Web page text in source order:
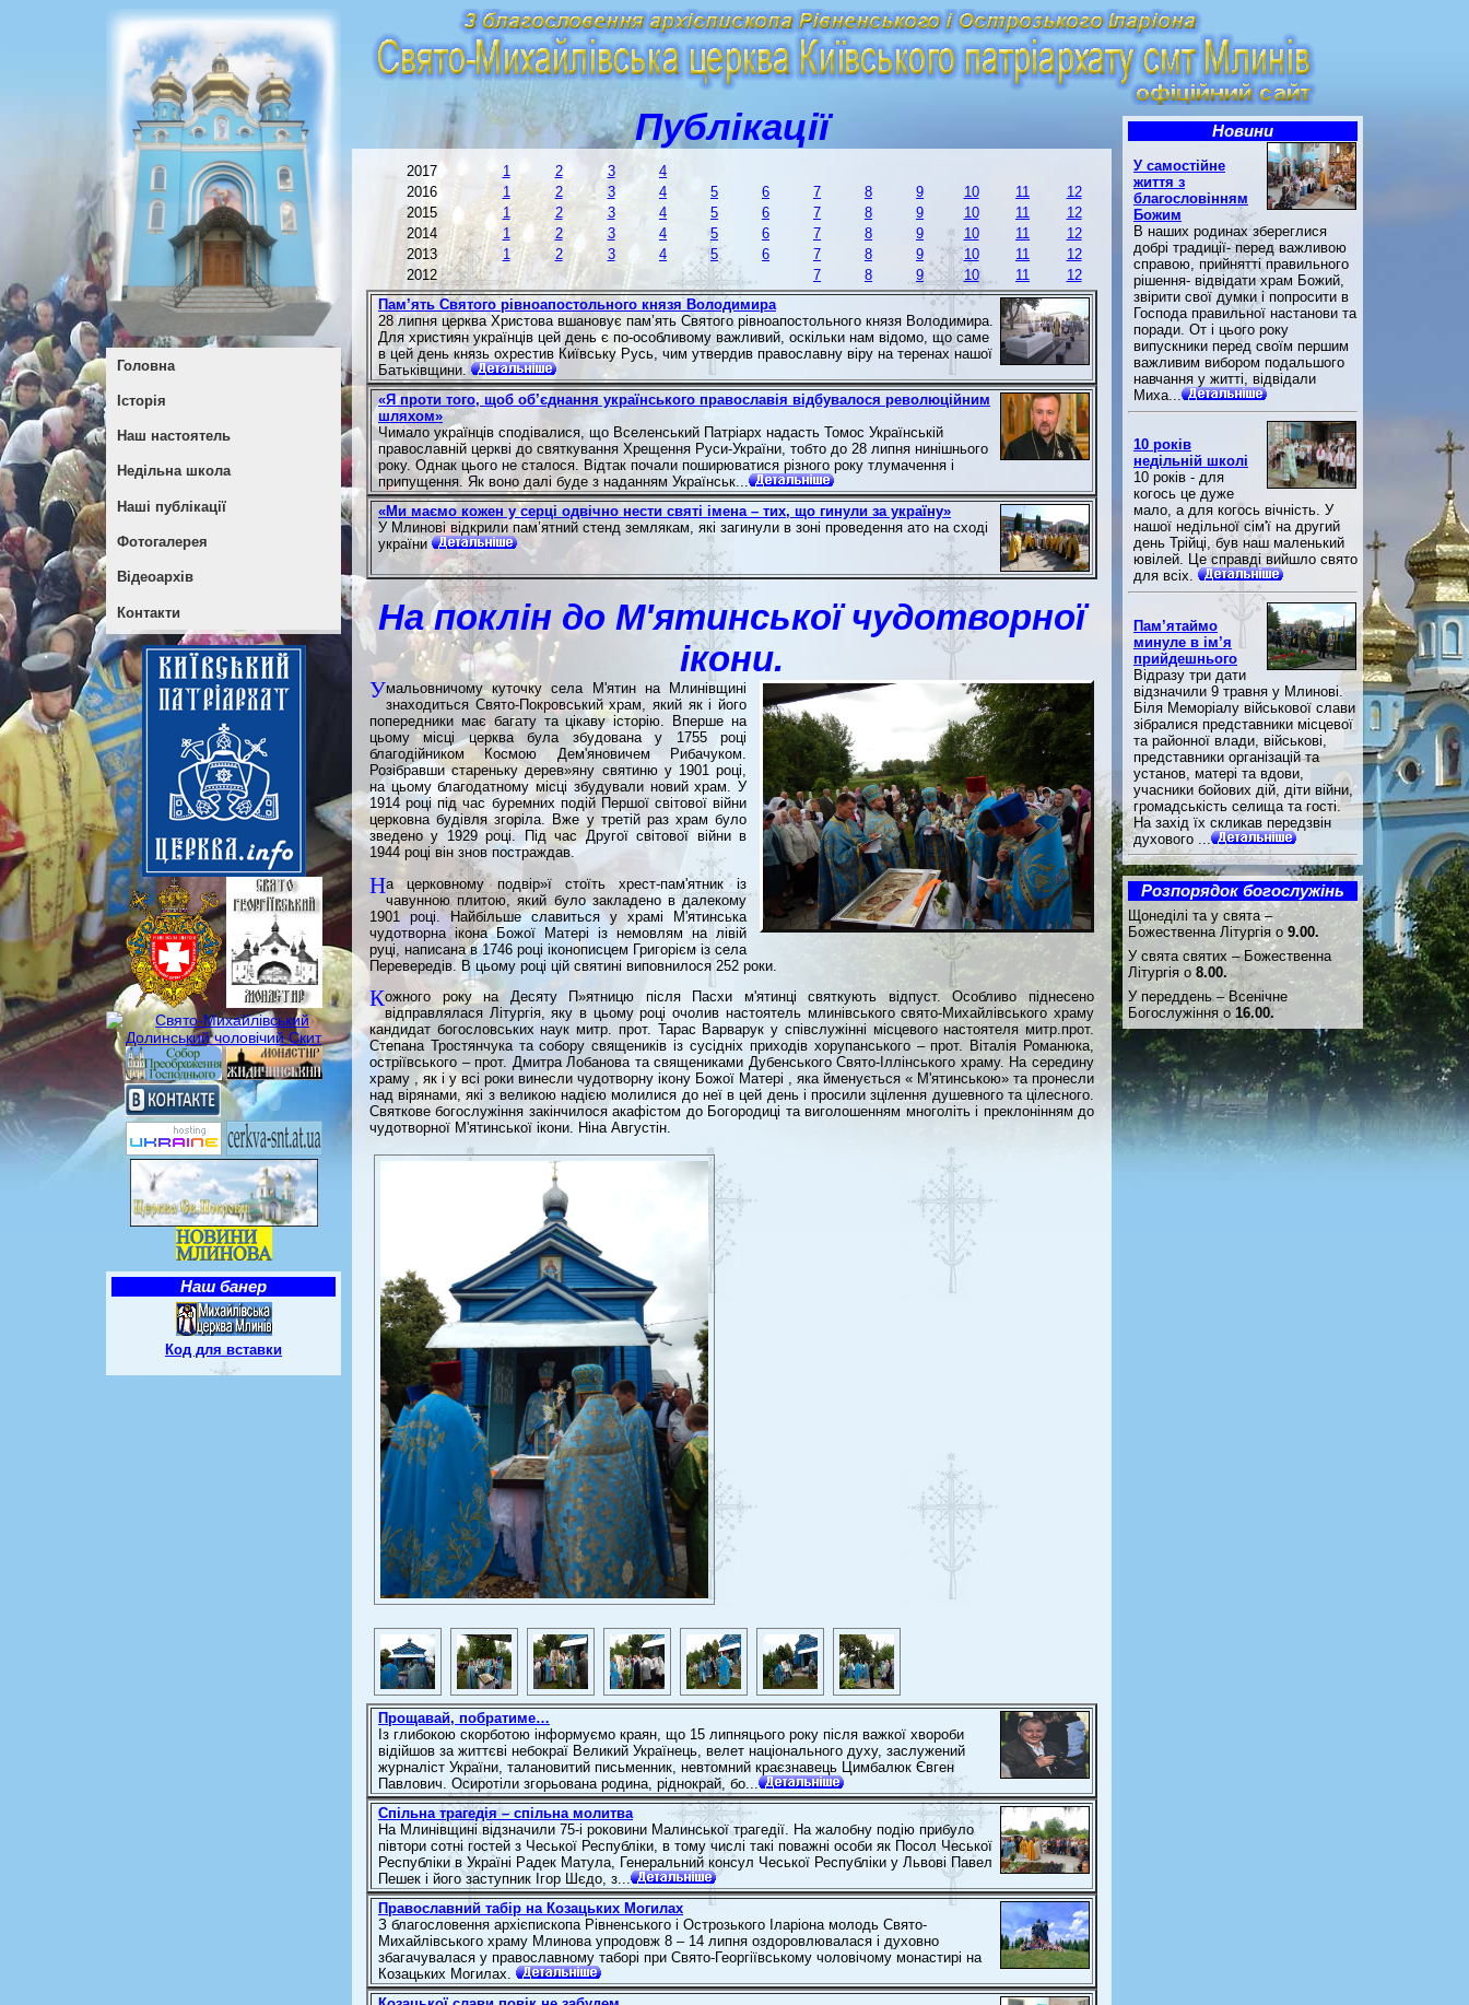
Головна
Історія
Наш настоятель
Недільна школа
Наші публікації
Фотогалерея
Відеоархів
Контакти
Наш банер
Код для вставки
Новини
У самостійне
життя з
благословінням
Божим
В наших родинах збереглися
добрі традиції- перед важливою
справою, прийнятті правильного
рішення- відвідати храм Божий,
звірити свої думки і попросити в
Господа правильної настанови та
поради. От і цього року
випускники перед своїм першим
важливим вибором подальшого
навчання у житті, відвідали
Миха...
10 років
недільній школі
10 років - для
когось це дуже
мало, а для когось вічність. У
нашої недільної сім'ї на другий
день Трійці, був наш маленький
ювілей. Це справді вийшло свято
для всіх.
Пам’ятаймо
минуле в ім’я
прийдешнього
Відразу три дати
відзначили 9 травня у Млинові.
Біля Меморіалу військової слави
зібралися представники місцевої
та районної влади, військові,
представники організацій та
установ, матері та вдови,
учасники бойових дій, діти війни,
громадськість селища та гості.
На захід їх скликав передзвін
духового ...
Розпорядок богослужінь
Щонеділі та у свята –
Божественна Літургія о 9.00.
У свята святих – Божественна
Літургія о 8.00.
У переддень – Всенічне
Богослужіння о16.00.
Публікації
2017 1 2 3
4
2016
1 2 3 4 5 6 7 8 9 10 11
12
2015
1 2 3 4 5 6 7 8 9 10 11
12
2014
1 2 3 4 5 6 7 8 9 10 11
12
2013
1 2 3 4 5 6 7 8 9 10 11
12
2012
7 8 9 10 11
12
Пам’ять Святого рівноапостольного князя Володимира
28 липня церква Христова вшановує пам’ять Святого рівноапостольного князя Володимира.
Для християн українців цей день є по-особливому важливий, оскільки нам відомо, що саме
в цей день князь охрестив Київську Русь, чим утвердив православну віру на теренах нашої
Батьківщини.
«Я проти того, щоб об’єднання українського православія відбувалося революційним
шляхом»
Чимало українців сподівалися, що Вселенський Патріарх надасть Томос Українській
православній церкві до святкування Хрещення Руси-України, тобто до 28 липня нинішнього
року. Однак цього не сталося. Відтак почали поширюватися різного року тлумачення і
припущення. Як воно далі буде з наданням Українськ...
«Ми маємо кожен у серці одвічно нести святі імена – тих, що гинули за україну»
У Млинові відкрили пaм’ятний стенд землякам, які загинули в зоні проведення ато на сході
україни
На поклін до М'ятинської чудотворної
ікони.
Умальовничому куточку села М'ятин на Млинівщині
знаходиться Свято-Покровський храм, який як і його
попередники має багату та цікаву історію. Вперше на
цьому місці церква була збудована у 1755 році
благодійником Космою Дем'яновичем Рибачуком.
Розібравши стареньку дерев»яну святиню у 1901 році,
на цьому благодатному місці збудували новий храм. У
1914 році під час буремних подій Першої світової війни
церковна будівля згоріла. Вже у третій раз храм було
зведено у 1929 році. Під час Другої світової війни в
1944 році він знов постраждав.
На церковному подвір»ї стоїть хрест-пам'ятник із
чавунною плитою, який було закладено в далекому
1901 році. Найбільше славиться у храмі М'ятинська
чудотворна ікона Божої Матері із немовлям на лівій
руці, написана в 1746 році іконописцем Григорієм із села
Перевередів. В цьому році цій святині виповнилося 252 роки.
Кожного року на Десяту П»ятницю після Пасхи м'ятинці святкують відпуст. Особливо піднесено
відправлялася Літургія, яку в цьому році очолив настоятель млинівського свято-Михайлівського храму
кандидат богословських наук митр. прот. Тарас Варварук у співслужінні місцевого настоятеля митр.прот.
Степана Тростянчука та собору священиків із сусідніх приходів хорупанського – прот. Віталія Романюка,
остріївського – прот. Дмитра Лобанова та священиками Дубенського Свято-Іллінського храму. На середину
храму , як і у всі роки винесли чудотворну ікону Божої Матері , яка йменується « М'ятинською» та пронесли
над вірянами, які з великою надією молилися до неї в цей день і просили зцілення душевного та цілесного.
Святкове богослужіння закінчилося акафістом до Богородиці та виголошенням многоліть і преклонінням до
чудотворної М'ятинської ікони. Ніна Августін.
Прощавай, побратиме…
Із глибокою скорботою інформуємо краян, що 15 липняцього року після важкої хвороби
відійшов за життєві небокраї Великий Українець, велет національного духу, заслужений
журналіст України, талановитий письменник, невтомний краєзнавець Цимбалюк Євген
Павлович. Осиротіли згорьована родина, ріднокрай, бо...
Спільна трагедія – спільна молитва
На Млинівщині відзначили 75-і роковини Малинської трагедії. На жалобну подію прибуло
півтори сотні гостей з Чеської Республіки, в тому числі такі поважні особи як Посол Чеської
Республіки в Україні Радек Матула, Генеральний консул Чеської Республіки у Львові Павел
Пешек і його заступник Ігор Шєдо, з...
Православний табір на Козацьких Могилах
З благословення архієпископа Рівненського і Острозького Іларіона молодь Свято-
Михайлівського храму Млинова упродовж 8 – 14 липня оздоровлювалася і духовно
збагачувалася у православному таборі при Свято-Георгіївському чоловічому монастирі на
Козацьких Могилах.